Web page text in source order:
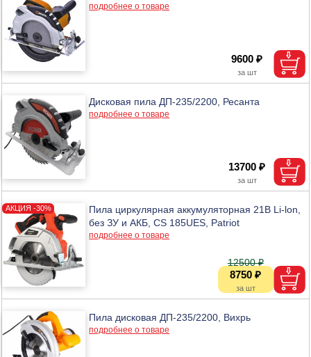
подробнее о товаре
9600 ₽
Дисковая пила ДП-235/2200, Ресанта
подробнее о товаре
13700 ₽
Пила циркулярная аккумуляторная 21В Li-lon,
без ЗУ и АКБ, CS 185UES, Patriot
подробнее о товаре
8750 ₽
12500 ₽
Пила дисковая ДП-235/2200, Вихрь
подробнее о товаре